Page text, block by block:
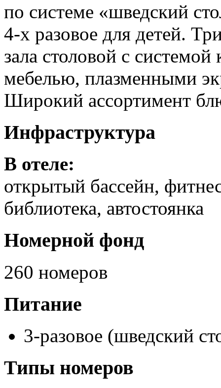
по системе «шведский
4-х разовое для детей.
зала столовой с
мебелью, плазменными
Широкий ассортимент
Инфраструктура
В отеле:
открытый бассейн,
библиотека, автостоянка
Номерной фонд
260 номеров
Питание
3-разовое (шведский
Типы номеров